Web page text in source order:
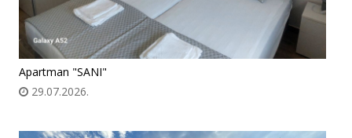
Apartman "SANI"
29.07.2026.